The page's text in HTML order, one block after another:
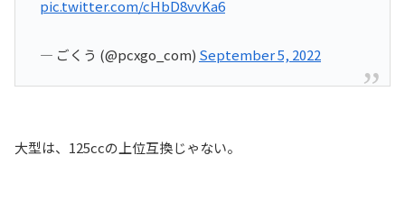
pic.twitter.com/cHbD8vvKa6
— ごくう (@pcxgo_com) September 5, 2022
大型は、125ccの上位互換じゃない。